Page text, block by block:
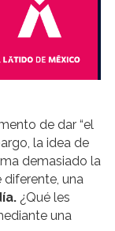
de dar “el
la idea de
demasiado la
una
¿Qué les
una